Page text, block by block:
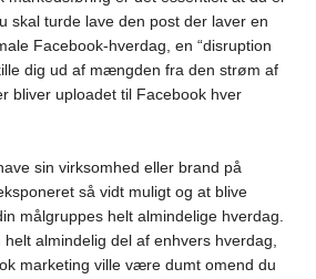
skal turde lave den post der laver en
Facebook-hverdag, en “disruption
dig ud af mængden fra den strøm af
bliver uploadet til Facebook hver
sin virksomhed eller brand på
så vidt muligt og at blive
målgruppes helt almindelige hverdag.
almindelig del af enhvers hverdag,
marketing ville være dumt omend du